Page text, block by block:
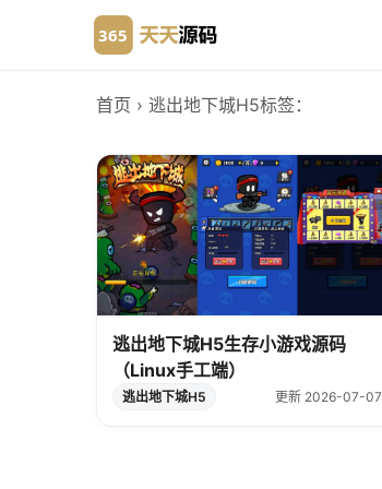
首页 › 逃出地下城H5标签：
逃出地下城H5生存小游戏源码
（Linux手工端）
逃出地下城H5 更新 2026-07-07